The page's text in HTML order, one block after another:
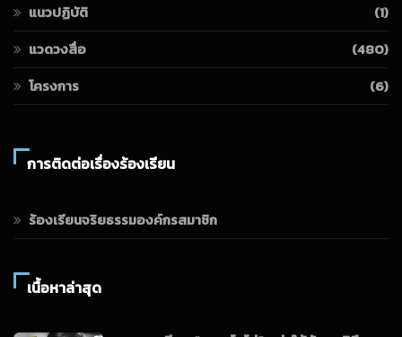
แนวปฏิบัติ
(1)
แวดวงสื่อ
(480)
โครงการ
(6)
การติดต่อเรื่องร้องเรียน
ร้องเรียนจริยธรรมองค์กรสมาชิก
เนื้อหาล่าสุด